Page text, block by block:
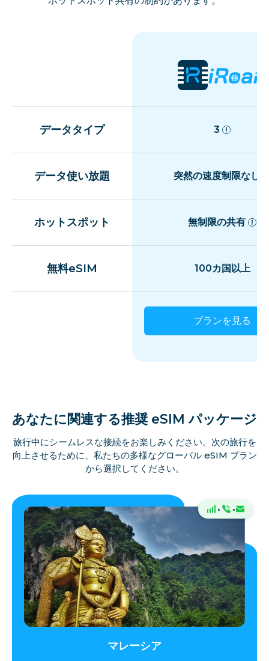
データタイプ 3
データ使い放題 突然の速度制限なし
ホットスポット 無制限の共有
無料eSIM 100カ国以上
プランを見る
あなたに関連する推奨 eSIM パッケージ
旅行中にシームレスな接続をお楽しみください。次の旅行を
向上させるために、私たちの多様なグローバル eSIM プラン
から選択してください。
· ·
マレーシア